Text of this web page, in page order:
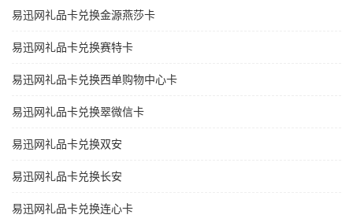
易迅网礼品卡兑换金源燕莎卡
易迅网礼品卡兑换赛特卡
易迅网礼品卡兑换西单购物中心卡
易迅网礼品卡兑换翠微信卡
易迅网礼品卡兑换双安
易迅网礼品卡兑换长安
易迅网礼品卡兑换连心卡